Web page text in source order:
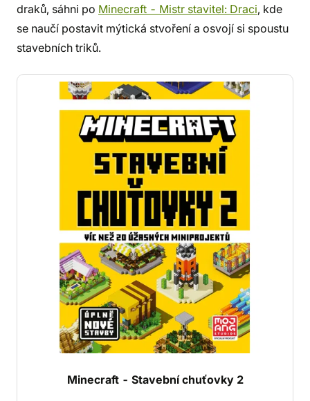
draků, sáhni po Minecraft - Mistr stavitel: Draci, kde
se naučí postavit mýtická stvoření a osvojí si spoustu
stavebních triků.
Minecraft - Stavební chuťovky 2